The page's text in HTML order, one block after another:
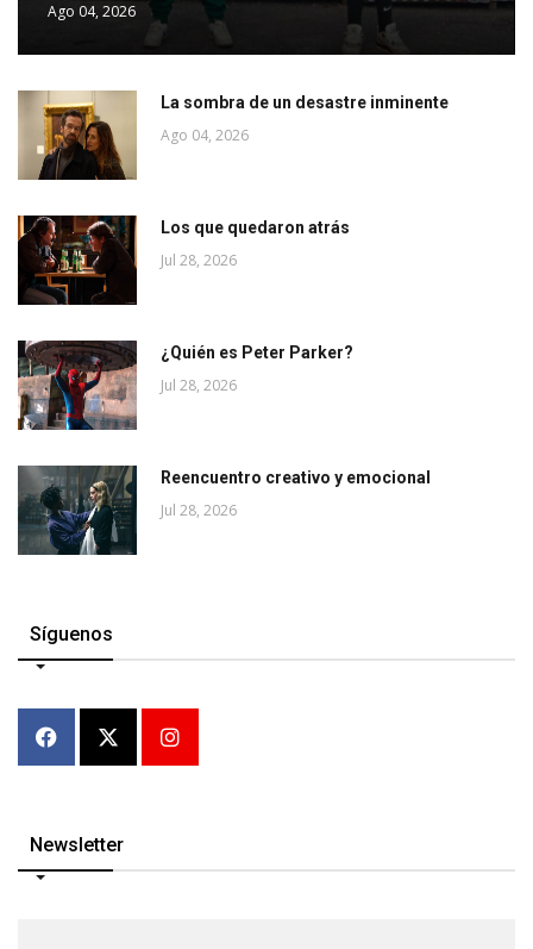
Ago 04, 2026
La sombra de un desastre inminente
Ago 04, 2026
Los que quedaron atrás
Jul 28, 2026
¿Quién es Peter Parker?
Jul 28, 2026
Reencuentro creativo y emocional
Jul 28, 2026
Síguenos
Newsletter